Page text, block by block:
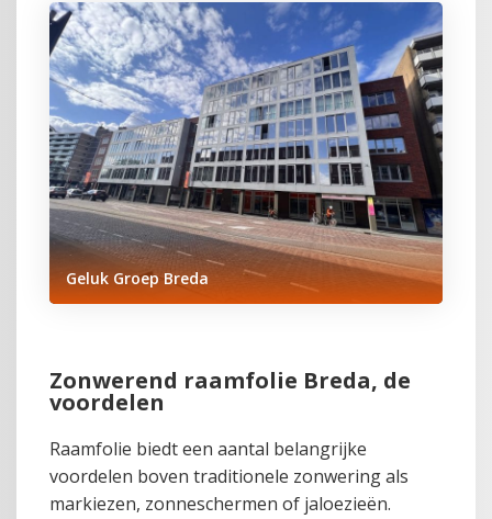
Geluk Groep Breda
Zonwerend raamfolie Breda, de
voordelen
Raamfolie biedt een aantal belangrijke
voordelen boven traditionele zonwering als
markiezen, zonneschermen of jaloezieën.